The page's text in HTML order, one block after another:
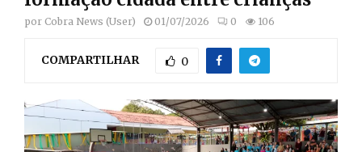
R
M
por Cobra News (User) 01/07/2026 0 106
COMPARTILHAR 0